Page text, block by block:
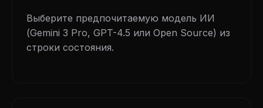
Выберите предпочитаемую модель ИИ
(Gemini 3 Pro, GPT-4.5 или Open Source) из
строки состояния.